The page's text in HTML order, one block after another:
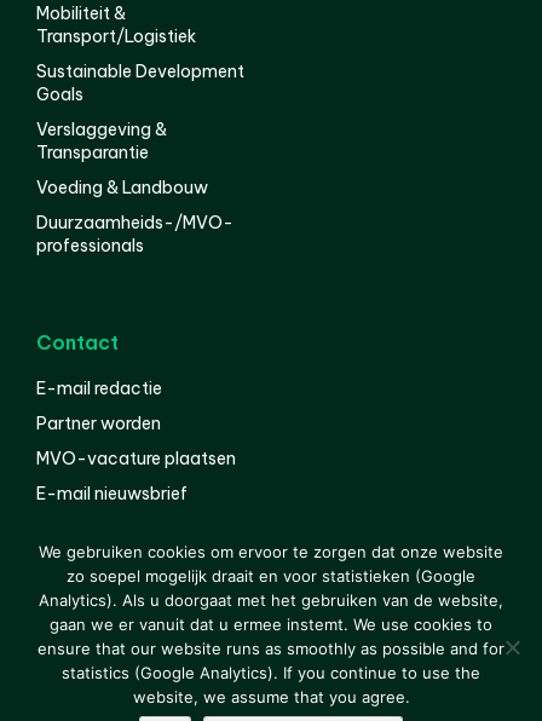
Mobiliteit &
Transport/Logistiek
Sustainable Development
Goals
Verslaggeving &
Transparantie
Voeding & Landbouw
Duurzaamheids-/MVO-
professionals
Contact
E-mail redactie
Partner worden
MVO-vacature plaatsen
E-mail nieuwsbrief
© 2000-2026 Van der Molen EIS Colofon
Disclaimer
Privacy
We gebruiken cookies om ervoor te zorgen dat onze website
zo soepel mogelijk draait en voor statistieken (Google
Analytics). Als u doorgaat met het gebruiken van de website,
gaan we er vanuit dat u ermee instemt. We use cookies to
ensure that our website runs as smoothly as possible and for
statistics (Google Analytics). If you continue to use the
website, we assume that you agree.